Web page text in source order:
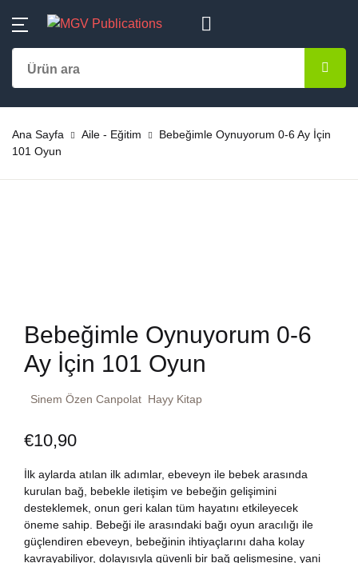
MENU
Kategoriler
Kategoriler
Aile-Eğitim
Dini Kitaplar
Fransızca
Ingilizce
Yazarlar
#Ne Okusam
Bize Ulaşın
TR
DE
Hesap
Kullanıcı adı veya E-Posta *
Alışveriş sepetiniz (0)
Ürün bulunamadı
Ana Sayfa Aile - Eğitim
Bebeğimle Oynuyorum 0-6 Ay İçin
101 Oyun
Bebeğimle Oynuyorum 0-6
Ay İçin 101 Oyun
Sinem Özen Canpolat Hayy Kitap
€10,90
İlk aylarda atılan ilk adımlar, ebeveyn ile bebek arasında
kurulan bağ, bebekle iletişim ve bebeğin gelişimini
desteklemek, onun geri kalan tüm hayatını etkileyecek
öneme sahip. Bebeği ile arasındaki bağı oyun aracılığı ile
güçlendiren ebeveyn, bebeğinin ihtiyaçlarını daha kolay
kavrayabiliyor, dolayısıyla güvenli bir bağ gelişmesine, yani